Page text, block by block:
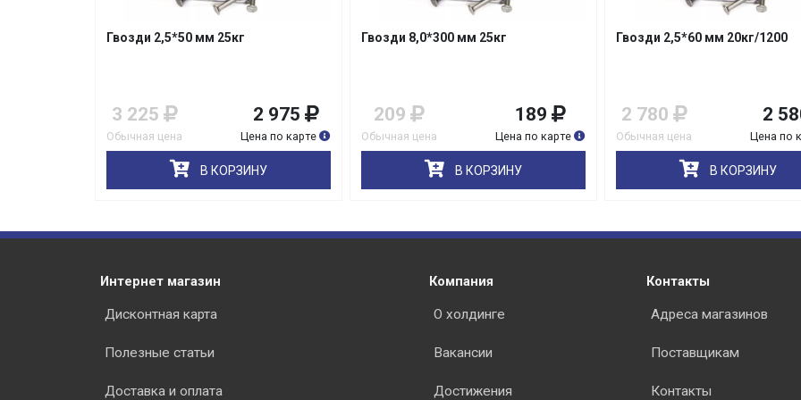
Гвозди 8,0*300 мм 25кг
209
Обычная цена
189
Цена по карте
В КОРЗИНУ
Гвозди 2,5*60 мм 20кг/1200
2 780
Обычная цена
2 580
Цена по карте
В КОРЗИНУ
Гвозди шиферные 5,0*120мм
5 085
Обычная цена
4
Цена по
В КОРЗИНУ
раз в 2 недели
Интернет магазин
Дисконтная карта
Полезные статьи
Доставка и оплата
Компания
О холдинге
Вакансии
Достижения
Контакты
Адреса магазинов
Поставщикам
Контакты